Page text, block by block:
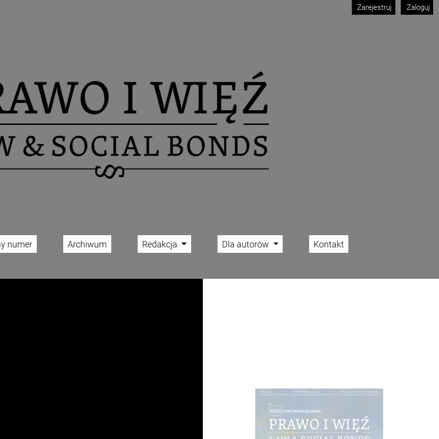
Zarejestruj Zaloguj
numer Archiwum Redakcja Dla autorów
Kontakt
Cover image